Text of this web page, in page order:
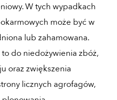
W tych wypadkach
może być w
lub zahamowana.
do niedożywienia zbóż,
oraz zwiększenia
licznych agrofagów,